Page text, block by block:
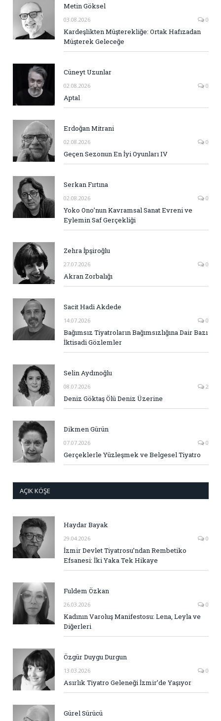
Metin Göksel
03.08.2026 0
Kardeşlikten Müşterekliğe: Ortak Hafızadan
Müşterek Geleceğe
Cüneyt Uzunlar
02.08.2026 0
Aptal
Erdoğan Mitrani
02.08.2026 0
Geçen Sezonun En İyi Oyunları IV
Serkan Fırtına
02.08.2026 0
Yoko Ono’nun Kavramsal Sanat Evreni ve
Eylemin Saf Gerçekliği
Zehra İpşiroğlu
27.07.2026 0
Akran Zorbalığı
Sacit Hadi Akdede
14.07.2026 0
Bağımsız Tiyatroların Bağımsızlığına Dair Bazı
İktisadi Gözlemler
Selin Aydınoğlu
08.07.2026 2
Deniz Göktaş Ölü Deniz Üzerine
Dikmen Gürün
07.07.2026 0
Gerçeklerle Yüzleşmek ve Belgesel Tiyatro
AÇIK KÖŞE
Haydar Bayak
29.04.2026 0
İzmir Devlet Tiyatrosu’ndan Rembetiko
Efsanesi: İki Yaka Tek Hikaye
Fuldem Özkan
26.03.2026 0
Kadının Varoluş Manifestosu: Lena, Leyla ve
Diğerleri
Özgür Duygu Durgun
13.03.2026 0
Asırlık Tiyatro Geleneği İzmir’de Yaşıyor
Gürel Sürücü